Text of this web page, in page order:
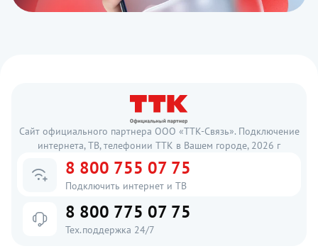
Сайт официального партнера ООО «ТТК-Связь». Подключение
интернета, ТВ, телефонии ТТК в Вашем городе, 2026 г
8 800 755 07 75
Подключить интернет и ТВ
8 800 775 07 75
Тех.поддержка 24/7